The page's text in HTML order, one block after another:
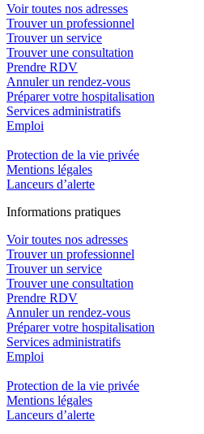
Voir toutes nos adresses
Trouver un professionnel
Trouver un service
Trouver une consultation
Prendre RDV
Annuler un rendez-vous
Préparer votre hospitalisation
Services administratifs
Emploi​
Protection de la vie privée
Mentions légales
Lanceurs d’alerte
Informations pratiques
Voir toutes nos adresses
Trouver un professionnel
Trouver un service
Trouver une consultation
Prendre RDV
Annuler un rendez-vous
Préparer votre hospitalisation
Services administratifs
Emploi​
Protection de la vie privée
Mentions légales
Lanceurs d’alerte